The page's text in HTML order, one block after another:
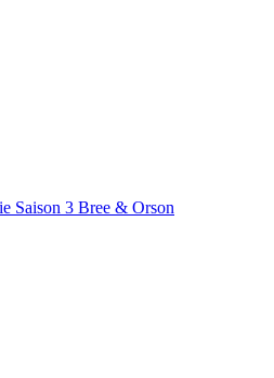
Saison 3 Bree & Orson